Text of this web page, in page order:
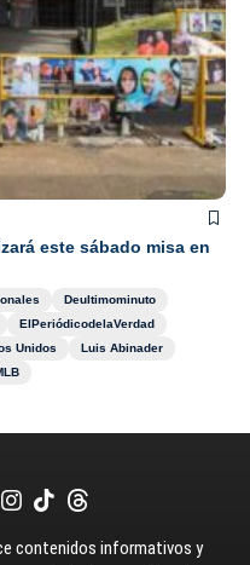
este sábado misa en
Deultimominuto
ElPeriódicodelaVerdad
Unidos
Luis Abinader
contenidos informativos y